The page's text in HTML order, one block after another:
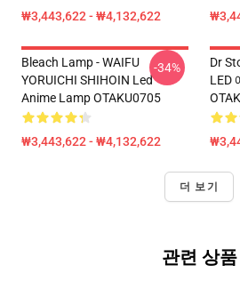
₩3,443,622 - ₩4,132,622
Bleach Lamp - WAIFU
YORUICHI SHIHOIN Led
Anime Lamp OTAKU0705
₩3,443,622 - ₩4,132,622
-34%
Dr
LED
더 보기
관련 상품